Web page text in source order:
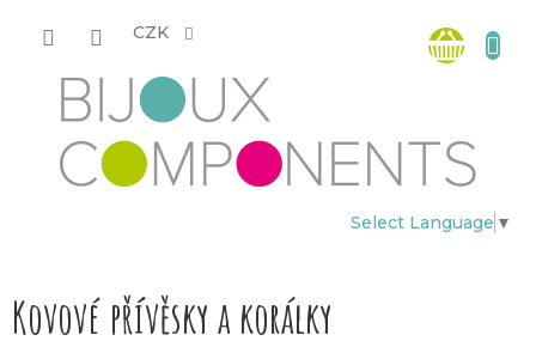
CZK
Select Language ▼
košík
Kovové přívěsky a korálky